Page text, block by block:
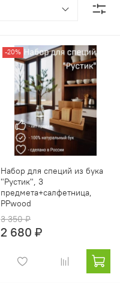
-20%
Набор для специй из бука
"Рустик", 3
предмета+салфетница,
PPwood
3 350 ₽
2 680 ₽